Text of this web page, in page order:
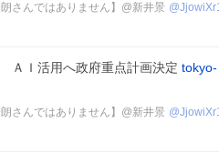
んではありません】@新井景 @
ＡＩ活用へ政府重点計画決定 tokyo-
んではありません】@新井景 @